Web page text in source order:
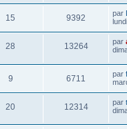
15 9392 par
28 13264 par
9 6711 par
20 12314 par